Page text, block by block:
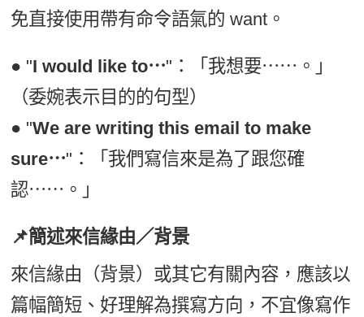
免直接使用帶有命令語氣的 want。
● "I would like to⋯"：「我想要⋯⋯。」
（委婉表示目的的句型）
● "We are writing this email to make
sure⋯"：「我們寫信來是為了跟您確
認⋯⋯。」
📌簡述來信緣由／背景
來信緣由（背景）或其它有關內容，應該以
篇幅簡短、好理解為撰寫方向，不宜像寫作